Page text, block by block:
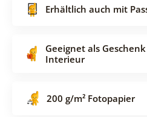
Erhältlich auch mit
Geeignet als
Interieur
200 g/m² Fotopapier